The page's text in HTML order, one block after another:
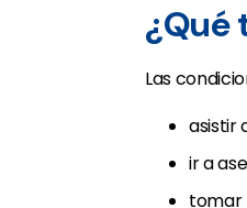
¿Qué
Las
asistir
ir a
tomar